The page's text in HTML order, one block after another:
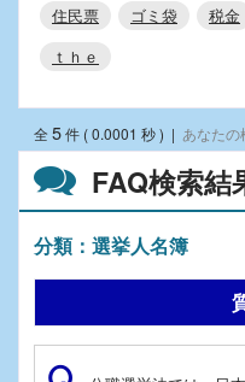
住民票
ゴミ袋 税金
ｔｈｅ
FAQ検索結
分類：選挙人名簿
全5件 ( 0.0001 秒 ) | あなた